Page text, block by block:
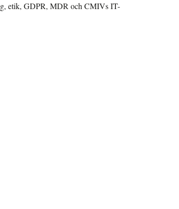
etik, GDPR, MDR och CMIVs IT-